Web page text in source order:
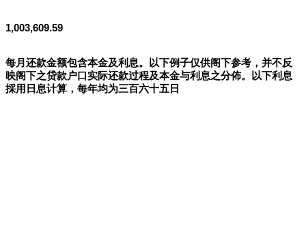
1,003,609.59
每月还款金额包含本金及利息。以下例子仅供阁下参考，并不反
映阁下之贷款户口实际还款过程及本金与利息之分佈。以下利息
採用日息计算，每年均为三百六十五日